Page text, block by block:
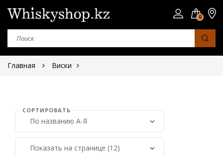
0
Главная Виски
СОРТИРОВАТЬ
Страна
Шотландия